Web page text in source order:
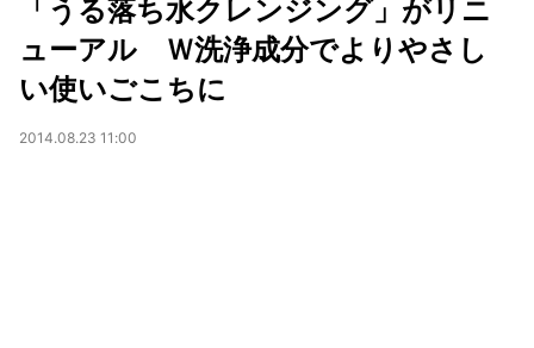
「うる落ち水クレンジング」がリニ
ューアル Ｗ洗浄成分でよりやさし
い使いごこちに
2014.08.23 11:00